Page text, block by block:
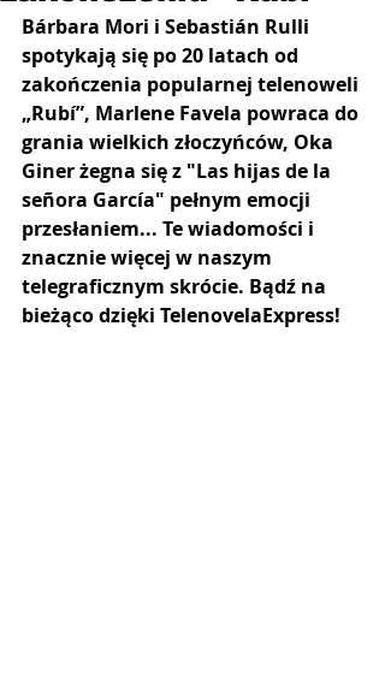
Bárbara Mori i Sebastián Rulli
spotykają się po 20 latach od
zakończenia popularnej telenoweli
„Rubí”, Marlene Favela powraca do
grania wielkich złoczyńców, Oka
Giner żegna się z "Las hijas de la
señora García" pełnym emocji
przesłaniem... Te wiadomości i
znacznie więcej w naszym
telegraficznym skrócie. Bądź na
bieżąco dzięki TelenovelaExpress!